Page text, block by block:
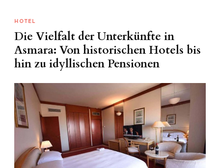
HOTEL
Die Vielfalt der Unterkünfte in
Asmara: Von historischen Hotels bis
hin zu idyllischen Pensionen